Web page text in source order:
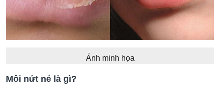
Ảnh minh họa
Môi nứt nẻ là gì?